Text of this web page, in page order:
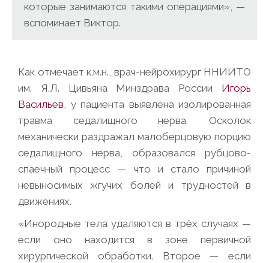
которые занимаются такими операциями», —
вспоминает Виктор.
Как отмечает к.м.н., врач-нейрохирург ННИИТО
им. Я.Л. Цивьяна Минздрава России Игорь
Васильев, у пациента выявлена изолированная
травма седалищного нерва. Осколок
механически раздражал малоберцовую порцию
седалищного нерва, образовался рубцово-
спаечный процесс — что и стало причиной
невыносимых жгучих болей и трудностей в
движениях.
«Инородные тела удаляются в трёх случаях —
если оно находится в зоне первичной
хирургической обработки. Второе — если